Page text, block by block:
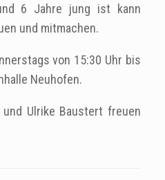
6 Jahre jung ist kann
und mitmachen.
von 15:30 Uhr bis
Neuhofen.
Ulrike Baustert freuen